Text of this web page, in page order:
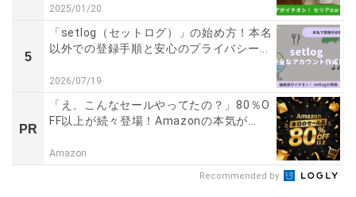
2025/01/20
5
「setlog（セットログ）」の始め方！本名
以外での登録手順と安心のプライバシー...
2026/07/19
PR
「え、こんなセールやってたの？」80％O
FF以上が続々登場！Amazonの本気が...
Amazon
Recommended by